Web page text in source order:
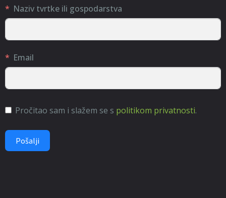
Naziv tvrtke ili gospodarstva
Email
Pročitao sam i slažem se s politikom privatnosti.
Pošalji